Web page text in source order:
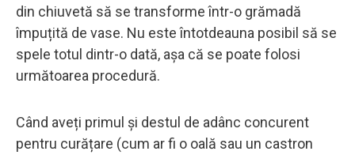
din chiuvetă să se transforme într-o grămadă
împuțită de vase. Nu este întotdeauna posibil să se
spele totul dintr-o dată, așa că se poate folosi
următoarea procedură.
Când aveți primul și destul de adânc concurent
pentru curățare (cum ar fi o oală sau un castron